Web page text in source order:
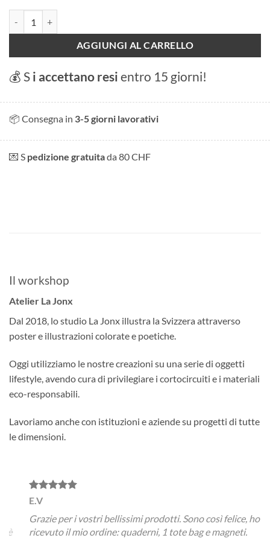
AGGIUNGI AL CARRELLO
💰 S i accettano resi entro 15 giorni!
📦 Consegna in 3-5 giorni lavorativi
💌 S pedizione gratuitada 80 CHF
Il workshop
Atelier La Jonx
Dal 2018, lo studio La Jonx illustra la Svizzera attraverso
poster e illustrazioni colorate e poetiche.
Oggi utilizziamo le nostre creazioni su una serie di oggetti
lifestyle, avendo cura di privilegiare i cortocircuiti e i materiali
eco-responsabili.
Lavoriamo anche con istituzioni e aziende su progetti di tutte
le dimensioni.
E.V
Grazie per i vostri bellissimi prodotti. Sono così felice, ho
ricevuto il mio ordine: quaderni, 1 tote bag e magneti.